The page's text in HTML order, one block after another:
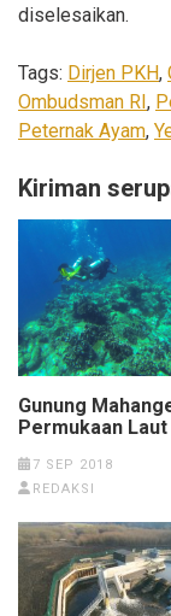
diselesaikan.
Tags: Dirjen PKH,
Ombudsman RI ,
Peternak Ayam,
Kiriman
Gunung
Permukaan
7 SEP 2018
REDAKSI